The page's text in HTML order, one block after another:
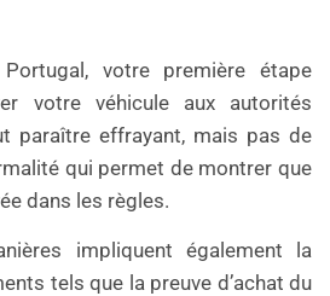
votre première étape
votre véhicule aux autorités
paraître effrayant, mais pas de
qui permet de montrer que
dans les règles.
impliquent également la
tels que la preuve d’achat du